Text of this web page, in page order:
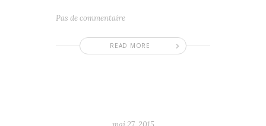
READ MORE
Pas de commentaire